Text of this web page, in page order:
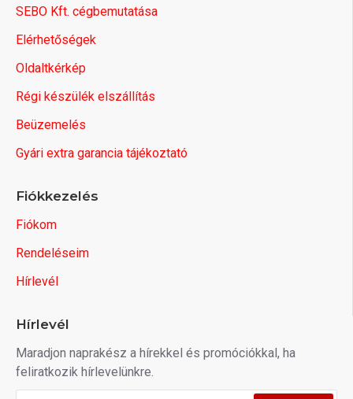
SEBO Kft. cégbemutatása
Elérhetőségek
Oldaltkérkép
Régi készülék elszállítás
Beüzemelés
Gyári extra garancia tájékoztató
Fiókkezelés
Fiókom
Rendeléseim
Hírlevél
Hírlevél
Maradjon naprakész a hírekkel és promóciókkal, ha
feliratkozik hírlevelünkre.